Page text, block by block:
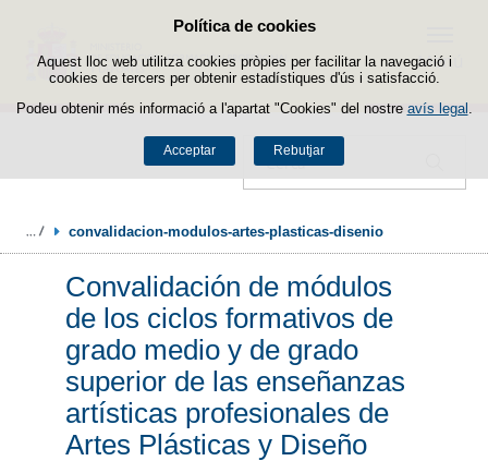
Política de cookies
Aquest lloc web utilitza cookies pròpies per facilitar la navegació i
cookies de tercers per obtenir estadístiques d'ús i satisfacció.
Podeu obtenir més informació a l'apartat "Cookies" del nostre avís legal
Acceptar Rebutjar
Passar al contingut
Cercador
Menú
convalidacion-modulos-artes-plasticas-disenio
Convalidación de módulos
de los ciclos formativos de
grado medio y de grado
superior de las enseñanzas
artísticas profesionales de
Artes Plásticas y Diseño